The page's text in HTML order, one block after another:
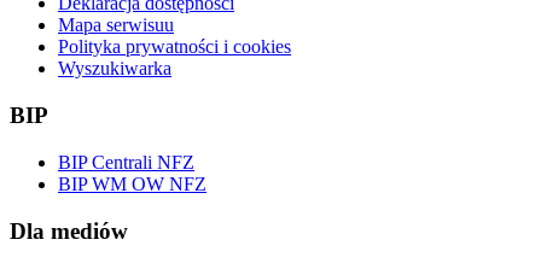
Mapa serwisuu
Polityka prywatności i cookies
Wyszukiwarka
BIP
BIP Centrali NFZ
BIP WM OW NFZ
Dla mediów